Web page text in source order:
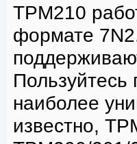
ТРМ210
формате
Пользуйтесь
наиболее
известно,